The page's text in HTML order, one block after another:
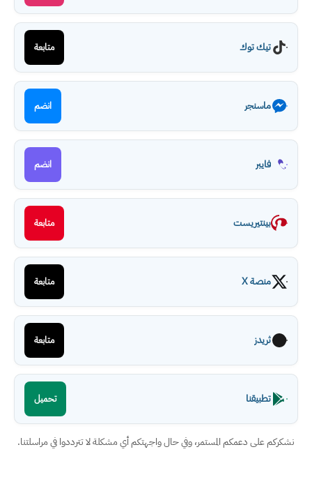
تيك توك متابعة
ماسنجر انضم
فايبر انضم
بينتيريست متابعة
منصة X متابعة
ثريدز متابعة
تطبيقنا تحميل
نشكركم على دعمكم المستمر، وفي حال واجهتكم أي مشكلة لا تترددوا في مراسلتنا.